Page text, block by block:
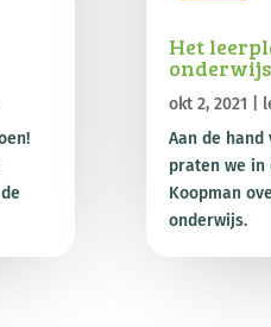
Het
onderwijs
okt 2, 2021
Aan de
praten we in
Koopman
onderwijs.